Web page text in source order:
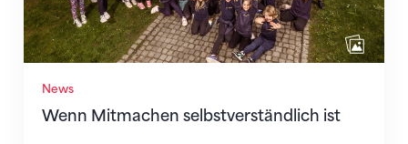
News
Wenn Mitmachen selbstverständlich ist